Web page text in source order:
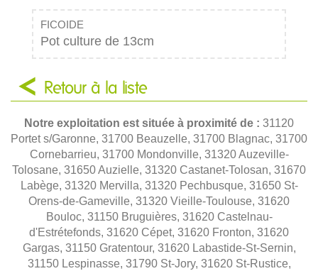
FICOIDE
Pot culture de 13cm
Retour à la liste
Notre exploitation est située à proximité de : 31120
Portet s/Garonne, 31700 Beauzelle, 31700 Blagnac, 31700
Cornebarrieu, 31700 Mondonville, 31320 Auzeville-
Tolosane, 31650 Auzielle, 31320 Castanet-Tolosan, 31670
Labège, 31320 Mervilla, 31320 Pechbusque, 31650 St-
Orens-de-Gameville, 31320 Vieille-Toulouse, 31620
Bouloc, 31150 Bruguières, 31620 Castelnau-
d'Estrétefonds, 31620 Cépet, 31620 Fronton, 31620
Gargas, 31150 Gratentour, 31620 Labastide-St-Sernin,
31150 Lespinasse, 31790 St-Jory, 31620 St-Rustice,